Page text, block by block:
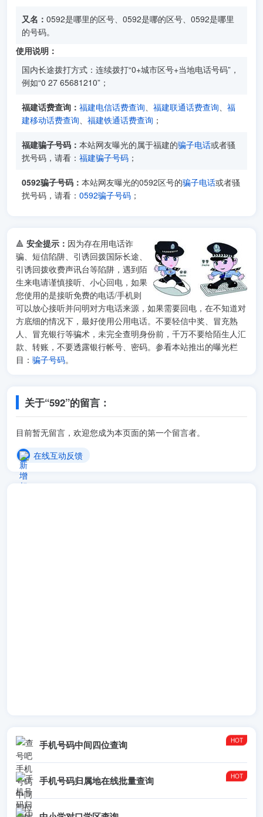
又名： 0592是哪里的区号、0592是哪的区号、0592是哪里
的号码。
使用说明：
国内长途拨打方式：连续拨打“0+城市区号+当地电话号码”，
例如“0 27 65681210”；
福建话费查询： 福建电信话费查询、 福建联通话费查询、 福
建移动话费查询、 福建铁通话费查询 ；
福建骗子号码： 本站网友曝光的属于福建的骗子电话或者骚
扰号码，请看： 福建骗子号码 ；
0592骗子号码： 本站网友曝光的0592区号的骗子电话或者骚
扰号码，请看： 0592骗子号码 ；
🔺 安全提示： 因为存在用电话诈
骗、短信陷阱、引诱回拨国际长途、
引诱回拨收费声讯台等陷阱，遇到陌
生来电请谨慎接听、小心回电，如果
您使用的是接听免费的电话/手机则
可以放心接听并问明对方电话来源，如果需要回电，在不知道对
方底细的情况下，最好使用公用电话。不要轻信中奖、冒充熟
人、冒充银行等骗术，未完全查明身份前，千万不要给陌生人汇
款、转账，不要透露银行帐号、密码。参看本站推出的曝光栏
目： 骗子号码。
关于“592”的留言：
目前暂无留言，欢迎您成为本页面的第一个留言者。
在线互动反馈
手机号码中间四位查询
手机号码归属地在线批量查询